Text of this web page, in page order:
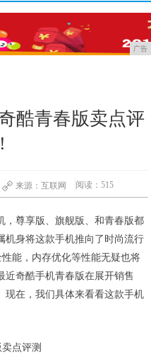
广告
酷青春版卖点评
来源：互联网 阅读：515
，尊享版、旗舰版、和青春版都
机身将这款手机推向了时尚流行
能，内存优化等性能无疑也将
近奇酷手机青春版在展开销售
现在，我们具体来看看这款手机